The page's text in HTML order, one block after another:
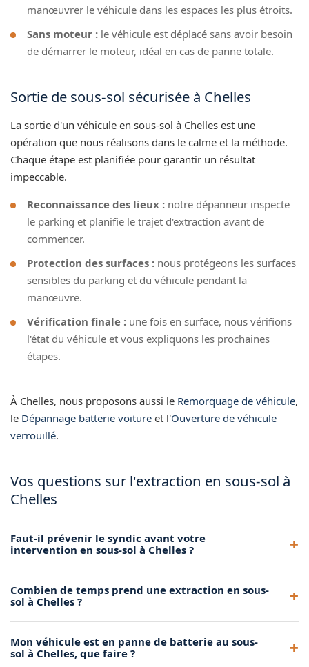
manœuvrer le véhicule dans les espaces les plus étroits.
Sans moteur : le véhicule est déplacé sans avoir besoin
de démarrer le moteur, idéal en cas de panne totale.
Sortie de sous-sol sécurisée à Chelles
La sortie d'un véhicule en sous-sol à Chelles est une
opération que nous réalisons dans le calme et la méthode.
Chaque étape est planifiée pour garantir un résultat
impeccable.
Reconnaissance des lieux : notre dépanneur inspecte
le parking et planifie le trajet d'extraction avant de
commencer.
Protection des surfaces : nous protégeons les surfaces
sensibles du parking et du véhicule pendant la
manœuvre.
Vérification finale : une fois en surface, nous vérifions
l'état du véhicule et vous expliquons les prochaines
étapes.
À Chelles, nous proposons aussi le Remorquage de véhicule,
le Dépannage batterie voiture et l'Ouverture de véhicule
verrouillé.
Vos questions sur l'extraction en sous-sol à
Chelles
Faut-il prévenir le syndic avant votre
intervention en sous-sol à Chelles ?
gestionnaire du parking. Dans l'urgence, nous pouvons
Combien de temps prend une extraction en sous-
sol à Chelles ?
selon la profondeur du parking, la configuration des rampes
et la position du véhicule.
Mon véhicule est en panne de batterie au sous-
sol à Chelles, que faire ?